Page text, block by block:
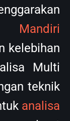
Mandiri
kelebihan
Multi
teknik
analisa